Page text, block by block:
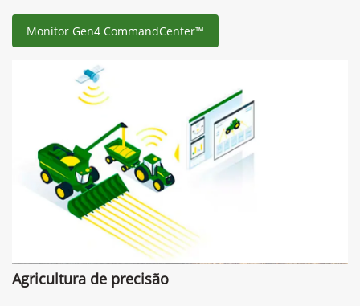
Monitor Gen4 CommandCenter™
Agricultura de precisão